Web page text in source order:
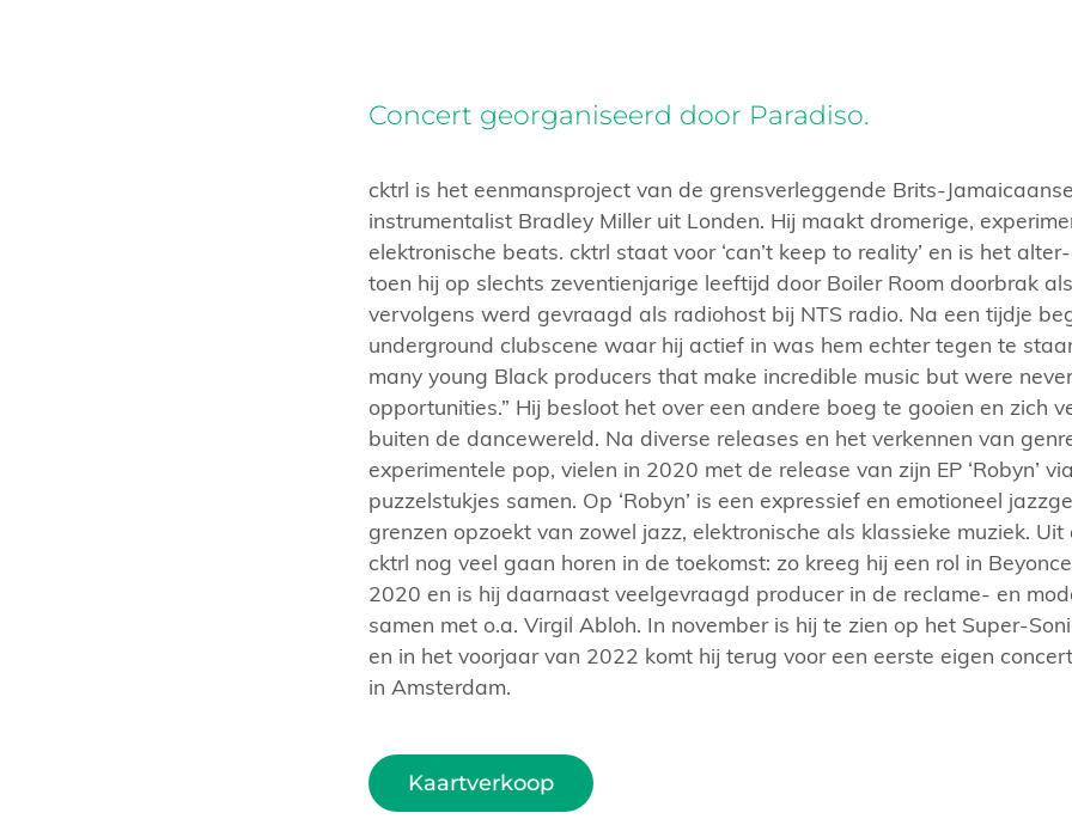
Concert georganiseerd door Paradiso.
cktrl is het eenmansproject van de grensverleggende Brits-
instrumentalist Bradley Miller uit Londen. Hij maakt dromerige,
elektronische beats. cktrl staat voor ‘can’t keep to reality’ en is het
toen hij op slechts zeventienjarige leeftijd door Boiler Room doorbrak
vervolgens werd gevraagd als radiohost bij NTS radio. Na een tijdje
underground clubscene waar hij actief in was hem echter tegen te
many young Black producers that make incredible music but were
opportunities.” Hij besloot het over een andere boeg te gooien en zich
buiten de dancewereld. Na diverse releases en het verkennen van
experimentele pop, vielen in 2020 met de release van zijn EP ‘Robyn’
puzzelstukjes samen. Op ‘Robyn’ is een expressief en emotioneel
grenzen opzoekt van zowel jazz, elektronische als klassieke muziek.
cktrl nog veel gaan horen in de toekomst: zo kreeg hij een rol in
2020 en is hij daarnaast veelgevraagd producer in de reclame- en
samen met o.a. Virgil Abloh. In november is hij te zien op het Super-
en in het voorjaar van 2022 komt hij terug voor een eerste eigen
in Amsterdam.
Kaartverkoop